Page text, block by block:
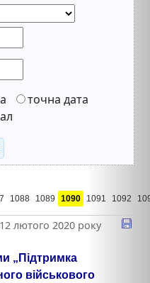
точна дата
1088 1089 1090 1091 1092
лютого 2020 року
„Підтримка
військового